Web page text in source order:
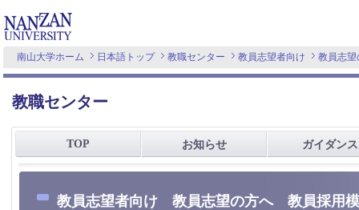
南山大学ホーム 日本語トップ 教職センター 教員志望者向け 教員志望
教職センター
TOP お知らせ ガイダンス
教員志望者向け 教員志望の方へ 教員採用